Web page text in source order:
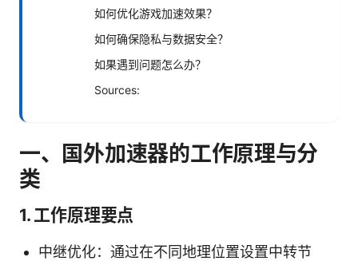
如何优化游戏加速效果？
如何确保隐私与数据安全？
如果遇到问题怎么办？
Sources:
一、国外加速器的工作原理与分
类
1. 工作原理要点
中继优化：通过在不同地理位置设置中转节